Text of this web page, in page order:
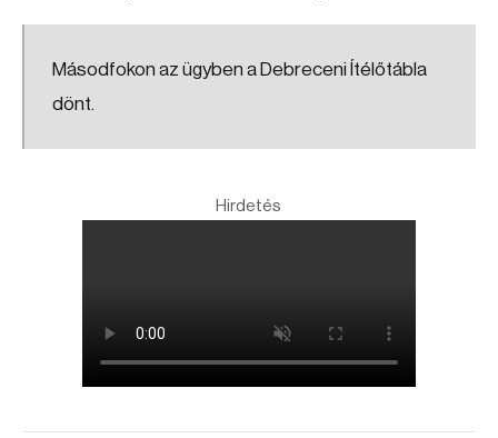
Másodfokon az ügyben a Debreceni Ítélőtábla
dönt.
Hirdetés